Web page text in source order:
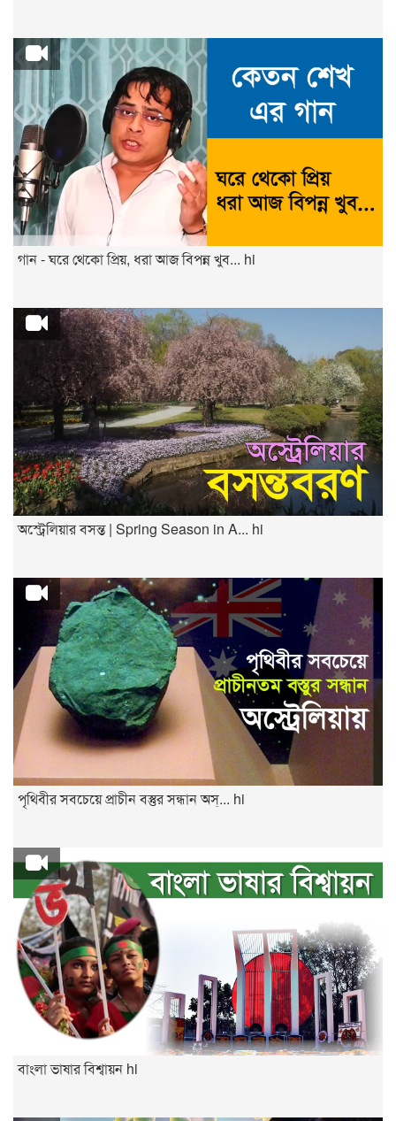
গান - ঘরে থেকো প্রিয়, ধরা আজ বিপন্ন খুব... hi
অস্ট্রেলিয়ার বসন্ত | Spring Season in A... hi
পৃথিবীর সবচেয়ে প্রাচীন বস্তুর সন্ধান অস্... hi
বাংলা ভাষার বিশ্বায়ন hi